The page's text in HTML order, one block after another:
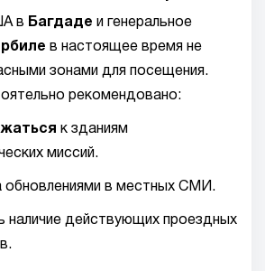
в Багдаде и генеральное
в настоящее время не
зонами для посещения.
рекомендовано:
к зданиям
миссий.
обновлениями в местных СМИ.
наличие действующих проездных